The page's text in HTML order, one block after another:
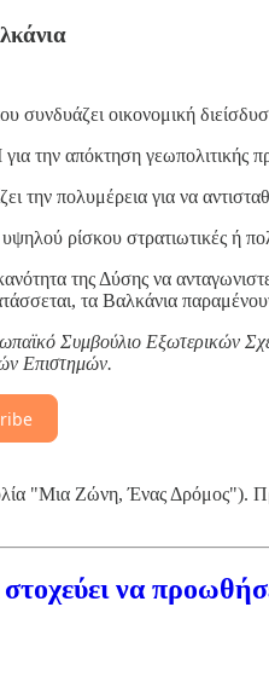
συνδυάζει οικονομική
την απόκτηση γεωπολιτικής
την πολυμέρεια για να
ρίσκου στρατιωτικές ή
της Δύσης να
τα Βαλκάνια
Συμβούλιο Εξωτερικών
Επιστημών.
"Μια Ζώνη, Ένας Δρόμος").
να